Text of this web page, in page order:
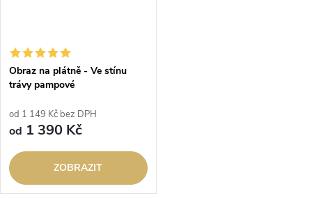
Obraz na plátně - Ve stínu
trávy pampové
od 1 149 Kč bez DPH
od 1 390 Kč
ZOBRAZIT